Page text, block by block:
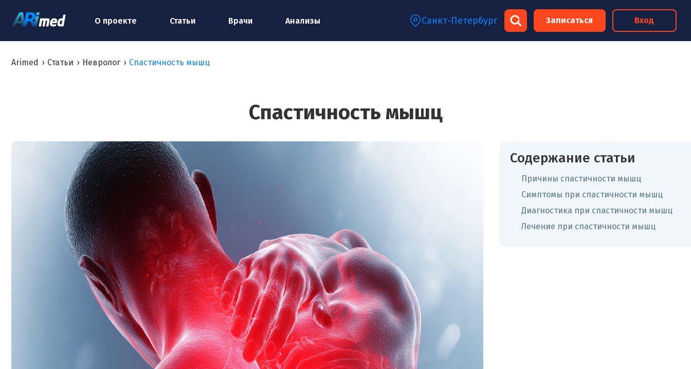
О проекте Статьи Врачи Анализы Санкт-Петербург Записаться Вход
Arimed › Статьи › Невролог › Спастичность мышц
Спастичность мышц
Содержание статьи
Причины спастичности мышц
Симптомы при спастичности мышц
Диагностика при спастичности мышц
Лечение при спастичности мышц
×
Я согласен на обработку моих персональных данных